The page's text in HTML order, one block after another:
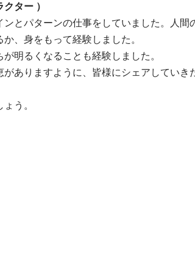
ター ）
とパターンの仕事をしていました。人間
か、身をもって経験しました。
明るくなることも経験しました。
ありますように、皆様にシェアしていき
う。